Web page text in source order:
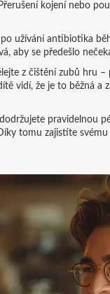
kojení nebo
užívání antibiotika
aby se předešlo
z čištění zubů hru
vidí, že je to běžná a
pravidelnou
tomu zajistíte